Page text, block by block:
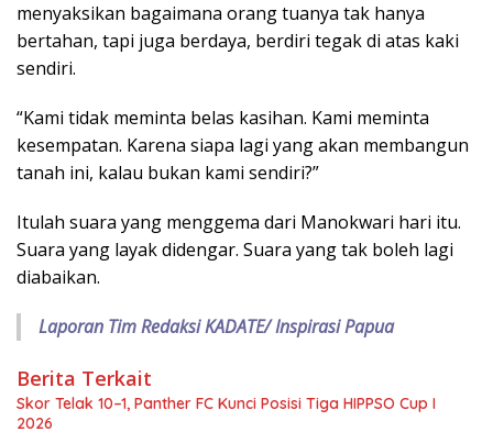
menyaksikan bagaimana orang tuanya tak hanya
bertahan, tapi juga berdaya, berdiri tegak di atas kaki
sendiri.
“Kami tidak meminta belas kasihan. Kami meminta
kesempatan. Karena siapa lagi yang akan membangun
tanah ini, kalau bukan kami sendiri?”
Itulah suara yang menggema dari Manokwari hari itu.
Suara yang layak didengar. Suara yang tak boleh lagi
diabaikan.
Laporan Tim Redaksi KADATE/ Inspirasi Papua
Berita Terkait
Skor Telak 10–1, Panther FC Kunci Posisi Tiga HIPPSO Cup I
2026